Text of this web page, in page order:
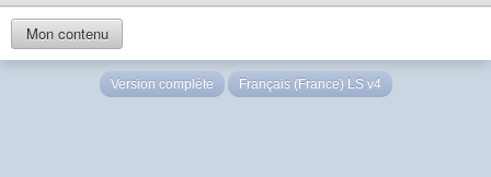
Mon contenu
Version complète Français (France) LS v4